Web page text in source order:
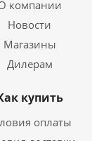
компании
Новости
Магазины
Дилерам
купить
оплаты